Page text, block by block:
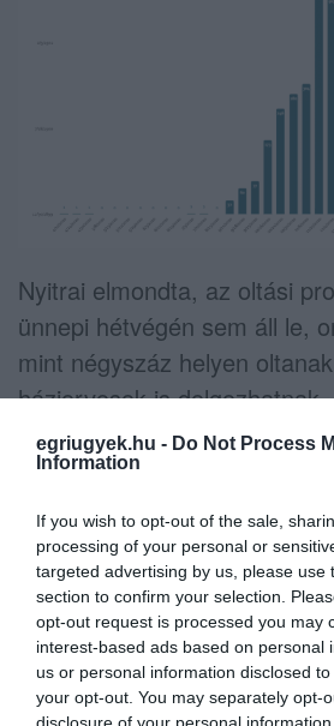
egriugyek.hu - Do Not Process
Information
If you wish to opt-out of the sale,
processing of your personal or
targeted advertising by us, please use
section to confirm your selection.
opt-out request is processed you may
interest-based ads based on personal
us or personal information disclosed
your opt-out. You may separately opt-
disclosure of your personal
Nyitrai elmondta, az oltási
ünnepi hétvégén sem áll le,
mint négyszáz helyen
háziorvosok is
díjazást kapnak. A járvány
még nem ért véget, ezért
a húsvéti időszakban is.
Ne maradjon le a legfrissebb